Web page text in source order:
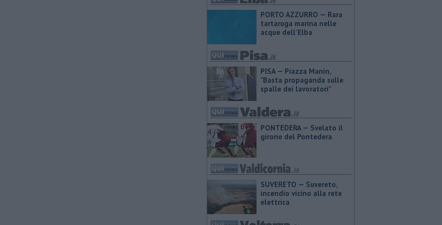
PORTO AZZURRO — Rara
tartaruga marina nelle
acque dell'Elba
PISA — Piazza Manin,
"Basta propaganda sulle
spalle dei lavoratori"
PONTEDERA — Svelato il
girone del Pontedera
SUVERETO — Suvereto,
incendio vicino alla rete
elettrica